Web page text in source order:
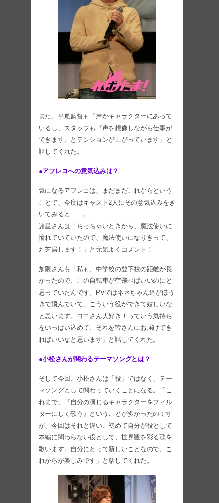
また、平尾監督も「声がキャラクターにあって
いるし、スタッフも『声を想像しながら仕事が
できます』とテンションが上がっています」と
話してくれた。
●アフレコへの意気込みは？
気になるアフレコは、まだまだこれからという
ことで、今度はキャスト2人にその意気込みをき
いてみると……。
諸星さんは「ちっちゃいときから、魔法使いに
憧れていていたので、魔法使いになりきって、
お芝居します！」と元気よくコメント！
加隈さんも「私も、中学校の登下校の距離が長
かったので、この自転車が空飛べばいいのにと
思っていたんです。PVではネネちゃん達がほう
きで飛んでいて、こういう役ができて嬉しいな
と思います。ヨヨさん大好き！っていう気持ち
をいっぱい込めて、それを皆さんにお届けでき
ればいいなと思います」と話してくれた。
●小松さんが関わるテーマソングとは？
そして今回、小松さんは「役」ではなく、テー
マソングとして関わっていくことになる。「こ
れまで、『自分の演じるキャラクターをフィル
ターにして歌う』ということが多かったのです
が、今回はそれと違い、初めて自分が役として
本編に関わらない役として、世界観を彩る歌を
歌います。自分にとって新しいことなので、こ
れからが楽しみです」と話してくれた。